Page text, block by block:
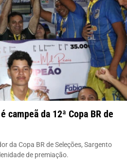
campeã da 12ª Copa BR de
da Copa BR de Seleções, Sargento
de premiação.